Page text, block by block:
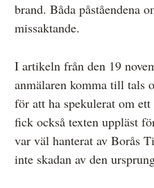
brand. Båda påståendena
missaktande.
I artikeln från den 19
anmälaren komma till tals
för att ha spekulerat om
fick också texten uppläst
var väl hanterat av Borås
inte skadan av den